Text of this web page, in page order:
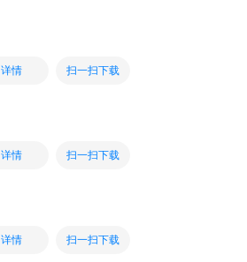
详情 扫一扫下载
详情 扫一扫下载
详情 扫一扫下载